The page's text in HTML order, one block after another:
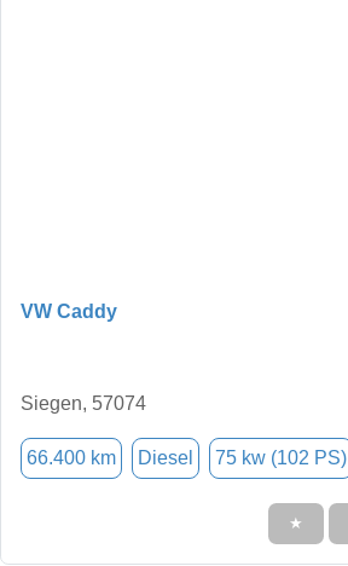
VW Caddy
Siegen, 57074
66.400 km Diesel 75 kw (102 PS)
★